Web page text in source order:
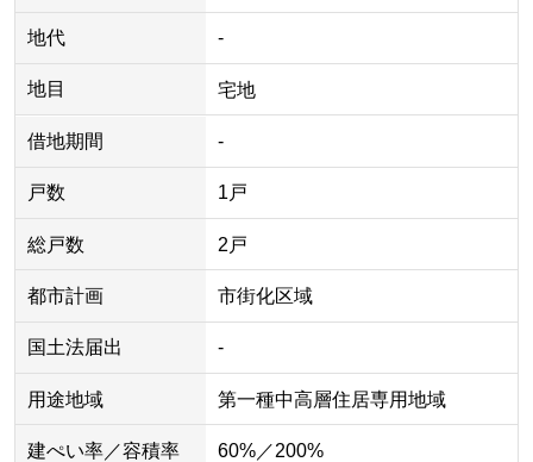
地代 -
地目 宅地
借地期間 -
戸数 1戸
総戸数 2戸
都市計画 市街化区域
国土法届出 -
用途地域 第一種中高層住居専用地域
建ぺい率／容積率 60%／200%